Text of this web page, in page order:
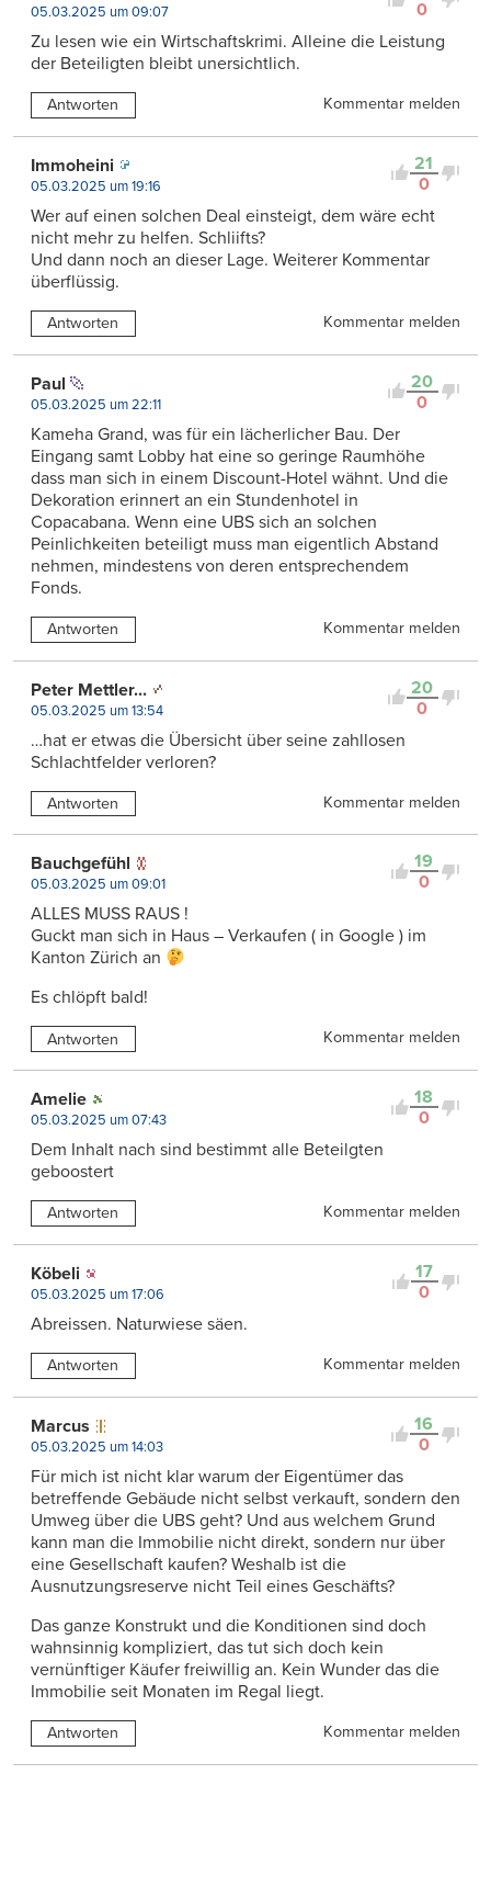
0
05.03.2025 um 09:07
Zu lesen wie ein Wirtschaftskrimi. Alleine die Leistung
der Beteiligten bleibt unersichtlich.
Antworten Kommentar melden
21
0
Immoheini
05.03.2025 um 19:16
Wer auf einen solchen Deal einsteigt, dem wäre echt
nicht mehr zu helfen. Schliifts?
Und dann noch an dieser Lage. Weiterer Kommentar
überflüssig.
Antworten Kommentar melden
20
0
Paul
05.03.2025 um 22:11
Kameha Grand, was für ein lächerlicher Bau. Der
Eingang samt Lobby hat eine so geringe Raumhöhe
dass man sich in einem Discount-Hotel wähnt. Und die
Dekoration erinnert an ein Stundenhotel in
Copacabana. Wenn eine UBS sich an solchen
Peinlichkeiten beteiligt muss man eigentlich Abstand
nehmen, mindestens von deren entsprechendem
Fonds.
Antworten Kommentar melden
20
0
Peter Mettler...
05.03.2025 um 13:54
…hat er etwas die Übersicht über seine zahllosen
Schlachtfelder verloren?
Antworten Kommentar melden
19
0
Bauchgefühl
05.03.2025 um 09:01
ALLES MUSS RAUS !
Guckt man sich in Haus – Verkaufen ( in Google ) im
Kanton Zürich an
Es chlöpft bald!
Antworten Kommentar melden
18
0
Amelie
05.03.2025 um 07:43
Dem Inhalt nach sind bestimmt alle Beteilgten
geboostert
Antworten Kommentar melden
17
0
Köbeli
05.03.2025 um 17:06
Abreissen. Naturwiese säen.
Antworten Kommentar melden
16
0
Marcus
05.03.2025 um 14:03
Für mich ist nicht klar warum der Eigentümer das
betreffende Gebäude nicht selbst verkauft, sondern den
Umweg über die UBS geht? Und aus welchem Grund
kann man die Immobilie nicht direkt, sondern nur über
eine Gesellschaft kaufen? Weshalb ist die
Ausnutzungsreserve nicht Teil eines Geschäfts?
Das ganze Konstrukt und die Konditionen sind doch
wahnsinnig kompliziert, das tut sich doch kein
vernünftiger Käufer freiwillig an. Kein Wunder das die
Immobilie seit Monaten im Regal liegt.
Antworten Kommentar melden